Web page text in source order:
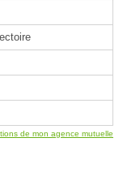
de mon agence mutuelle